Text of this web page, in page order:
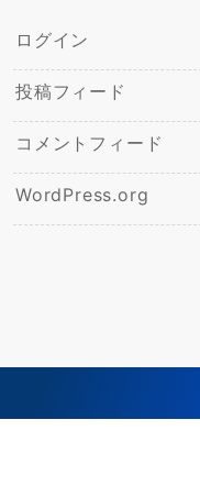
ログイン
投稿フィード
コメントフィード
WordPress.org